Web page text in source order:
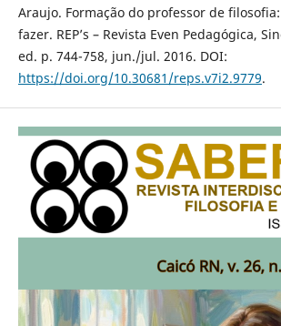
Araujo. Formação do professor de
fazer. REP’s – Revista Even Pedagógica,
ed. p. 744-758, jun./jul. 2016. DOI:
https://doi.org/10.30681/reps.v7i2.9779.